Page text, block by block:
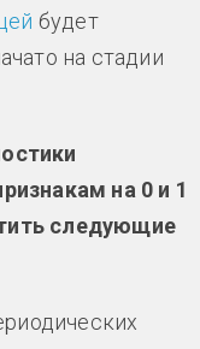
будет
на стадии
на 0 и 1
следующие